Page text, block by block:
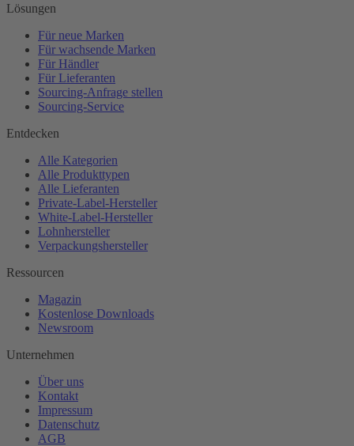
Lösungen
Für neue Marken
Für wachsende Marken
Für Händler
Für Lieferanten
Sourcing-Anfrage stellen
Sourcing-Service
Entdecken
Alle Kategorien
Alle Produkttypen
Alle Lieferanten
Private-Label-Hersteller
White-Label-Hersteller
Lohnhersteller
Verpackungshersteller
Ressourcen
Magazin
Kostenlose Downloads
Newsroom
Unternehmen
Über uns
Kontakt
Impressum
Datenschutz
AGB